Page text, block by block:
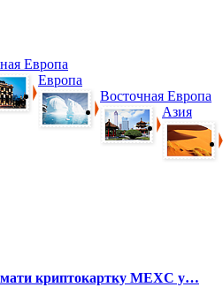
Европа
Европа
Восточная Европа
Азия
криптокартку MEXC у…